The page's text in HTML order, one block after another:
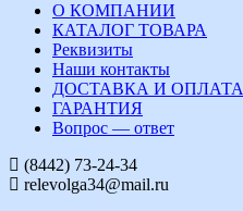
О КОМПАНИИ
КАТАЛОГ ТОВАРА
Реквизиты
Наши контакты
ДОСТАВКА И ОПЛАТА
ГАРАНТИЯ
Вопрос — ответ
(8442) 73-24-34
relevolga34@mail.ru